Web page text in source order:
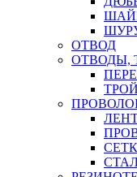
ОТВОД
ОТВОДЫ,